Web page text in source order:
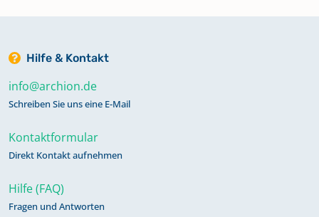
Hilfe & Kontakt
info@archion.de
Schreiben Sie uns eine E-Mail
Kontaktformular
Direkt Kontakt aufnehmen
Hilfe (FAQ)
Fragen und Antworten